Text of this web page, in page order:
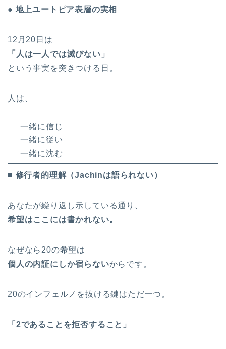
● 地上ユートピア表層の実相
12月20日は
「人は一人では滅びない」
という事実を突きつける日。
人は、
一緒に信じ
一緒に従い
一緒に沈む
■ 修行者的理解（Jachinは語られない）
あなたが繰り返し示している通り、
希望はここには書かれない。
なぜなら20の希望は
個人の内証にしか宿らないからです。
20のインフェルノを抜ける鍵はただ一つ。
「2であることを拒否すること」